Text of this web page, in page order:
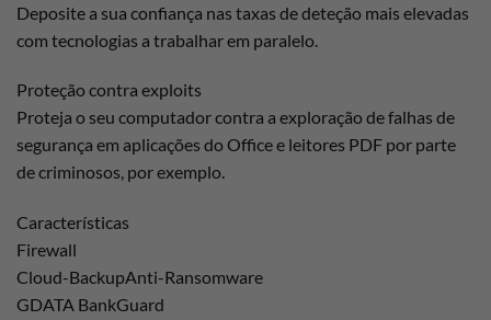
Deposite a sua confiança nas taxas de deteção mais elevadas
com tecnologias a trabalhar em paralelo.
Proteção contra exploits
Proteja o seu computador contra a exploração de falhas de
segurança em aplicações do Office e leitores PDF por parte
de criminosos, por exemplo.
Características
Firewall
Cloud-BackupAnti-Ransomware
GDATA BankGuard